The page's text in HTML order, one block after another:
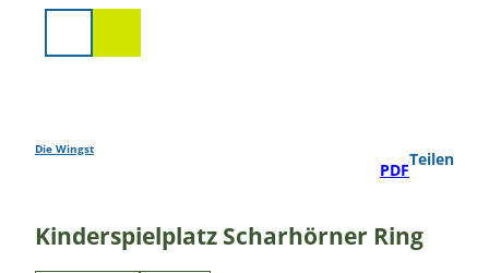
Die Wingst
PDF
Teilen
Kinderspielplatz Scharhörner Ring